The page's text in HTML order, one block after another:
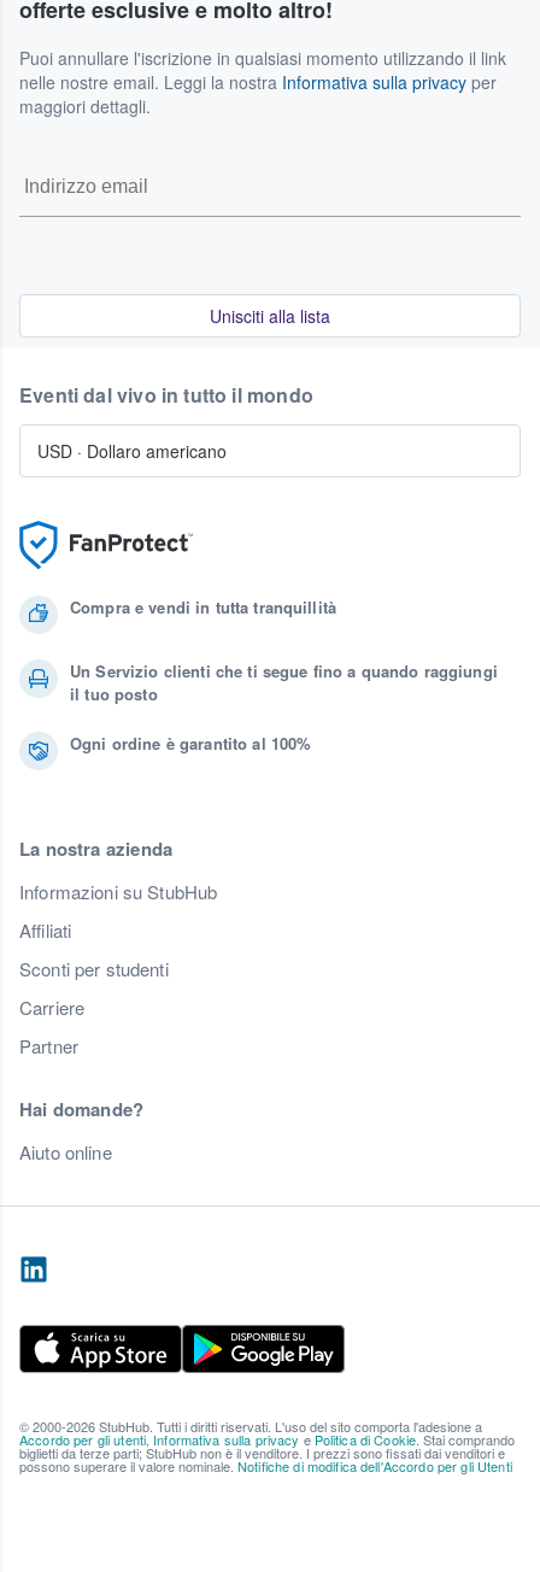
offerte esclusive e molto altro!
Puoi annullare l'iscrizione in qualsiasi momento utilizzando il link
nelle nostre email. Leggi la nostra Informativa sulla privacy per
maggiori dettagli.
Unisciti alla lista
Compra e vendi in tutta tranquillità
Un Servizio clienti che ti segue fino a quando raggiungi
il tuo posto
Ogni ordine è garantito al 100%
La nostra azienda
Informazioni su StubHub
Affiliati
Sconti per studenti
Carriere
Partner
Hai domande?
Aiuto online
Eventi dal vivo in tutto il mondo
USD · Dollaro americano
© 2000-2026 StubHub. Tutti i diritti riservati. L'uso del sito comporta l'adesione a
Accordo per gli utenti Informativa sulla privacy e Politica di Cookie . Stai comprando
biglietti da terze parti; StubHub non è il venditore. I prezzi sono fissati dai venditori e
possono superare il valore nominale. Notifiche di modifica dell'Accordo per gli Utenti